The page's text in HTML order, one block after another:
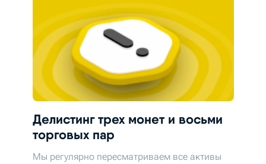
Делистинг трех монет и восьми
торговых пар
Мы регулярно пересматриваем все активы